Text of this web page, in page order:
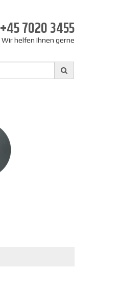
+45 7020 3455
Wir helfen Ihnen gerne